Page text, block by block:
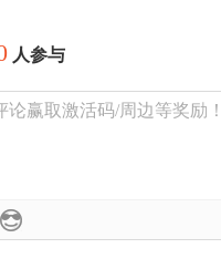
人参与
论赢取激活码/周边等奖励